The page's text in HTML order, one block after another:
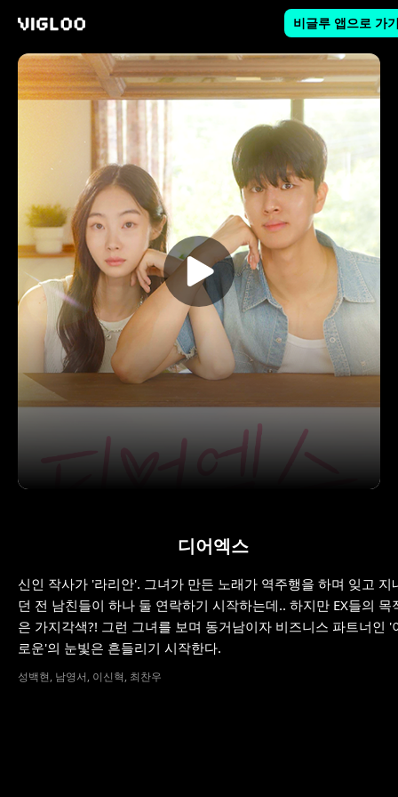
비글루 앱으로 가
디어엑스
신인 작사가 '라리안'. 그녀가 만든 노래가 역주행을 하며 잊고 지
던 전 남친들이 하나 둘 연락하기 시작하는데.. 하지만 EX들의 목
은 가지각색?! 그런 그녀를 보며 동거남이자 비즈니스 파트너인 '
로운'의 눈빛은 흔들리기 시작한다.
성백현, 남영서, 이신혁, 최찬우